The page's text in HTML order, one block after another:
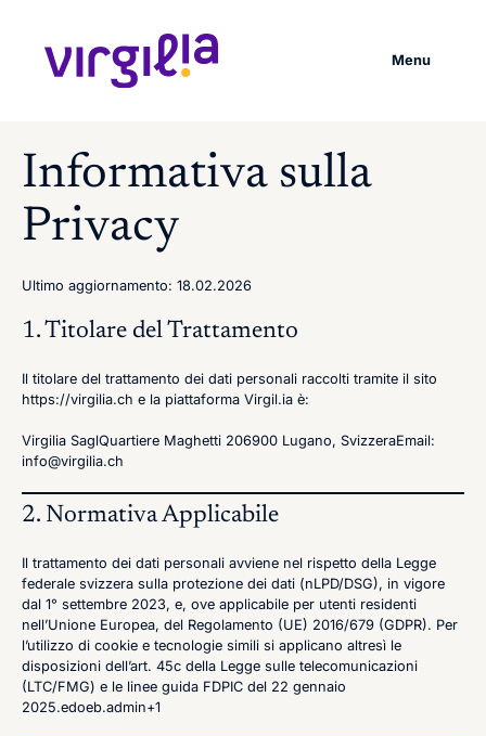
contenuto
principale
Menu
Informativa sulla
Privacy
Ultimo aggiornamento: 18.02.2026
1. Titolare del Trattamento
Il titolare del trattamento dei dati personali raccolti tramite il sito
https://virgilia.ch e la piattaforma Virgil.ia è:
Virgilia SaglQuartiere Maghetti 206900 Lugano, SvizzeraEmail:
info@virgilia.ch
2. Normativa Applicabile
Il trattamento dei dati personali avviene nel rispetto della Legge
federale svizzera sulla protezione dei dati (nLPD/DSG), in vigore
dal 1° settembre 2023, e, ove applicabile per utenti residenti
nell’Unione Europea, del Regolamento (UE) 2016/679 (GDPR). Per
l’utilizzo di cookie e tecnologie simili si applicano altresì le
disposizioni dell’art. 45c della Legge sulle telecomunicazioni
(LTC/FMG) e le linee guida FDPIC del 22 gennaio
2025.edoeb.admin+1